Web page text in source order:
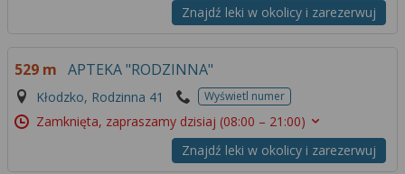
Znajdź leki w okolicy i zarezerwuj
529 m APTEKA "RODZINNA"
Kłodzko, Rodzinna 41 Wyświetl numer
Zamknięta, zapraszamy dzisiaj (08:00 – 21:00)
Znajdź leki w okolicy i zarezerwuj